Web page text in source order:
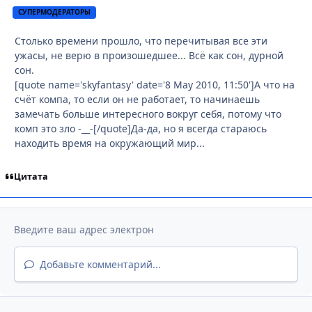
СУПЕРМОДЕРАТОРЫ
Столько времени прошло, что перечитывая все эти
ужасы, не верю в произошедшее... Всё как сон, дурной
сон.
[quote name='skyfantasy' date='8 May 2010, 11:50']А что на
счёт компа, то если он не работает, то начинаешь
замечать больше интересного вокруг себя, потому что
комп это зло -__-[/quote]Да-да, но я всегда стараюсь
находить время на окружающий мир...
Цитата
Добавьте комментарий...